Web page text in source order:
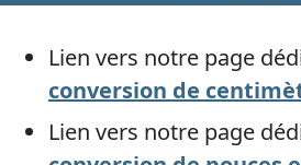
Lien vers notre page
conversion de
Lien vers notre page